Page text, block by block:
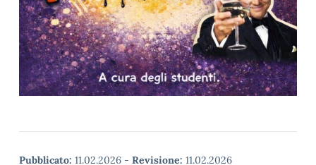
Pubblicato: 11.02.2026 - Revisione: 11.02.2026